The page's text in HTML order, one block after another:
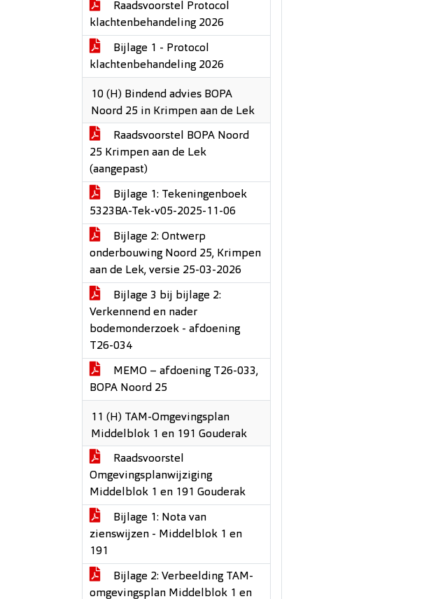
Raadsvoorstel Protocol
klachtenbehandeling 2026
Bijlage 1 - Protocol
klachtenbehandeling 2026
10 (H) Bindend advies BOPA
Noord 25 in Krimpen aan de Lek
Raadsvoorstel BOPA Noord
25 Krimpen aan de Lek
(aangepast)
Bijlage 1: Tekeningenboek
5323BA-Tek-v05-2025-11-06
Bijlage 2: Ontwerp
onderbouwing Noord 25, Krimpen
aan de Lek, versie 25-03-2026
Bijlage 3 bij bijlage 2:
Verkennend en nader
bodemonderzoek - afdoening
T26-034
MEMO – afdoening T26-033,
BOPA Noord 25
11 (H) TAM-Omgevingsplan
Middelblok 1 en 191 Gouderak
Raadsvoorstel
Omgevingsplanwijziging
Middelblok 1 en 191 Gouderak
Bijlage 1: Nota van
zienswijzen - Middelblok 1 en
191
Bijlage 2: Verbeelding TAM-
omgevingsplan Middelblok 1 en